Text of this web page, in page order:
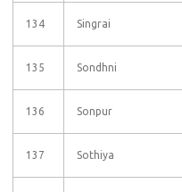
134 Singrai
135 Sondhni
136 Sonpur
137 Sothiya